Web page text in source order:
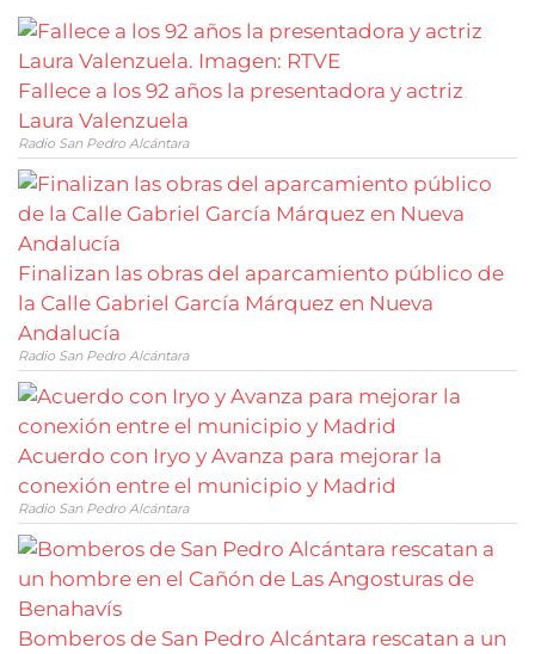
Fallece a los 92 años la presentadora y actriz
Laura Valenzuela
Radio San Pedro Alcántara
Finalizan las obras del aparcamiento público de
la Calle Gabriel García Márquez en Nueva
Andalucía
Radio San Pedro Alcántara
Acuerdo con Iryo y Avanza para mejorar la
conexión entre el municipio y Madrid
Radio San Pedro Alcántara
Bomberos de San Pedro Alcántara rescatan a un